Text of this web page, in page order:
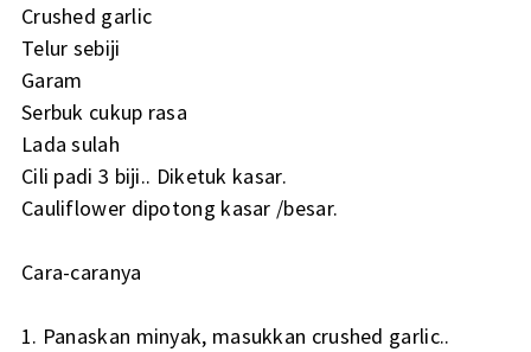
Crushed garlic
Telur sebiji
Garam
Serbuk cukup rasa
Lada sulah
Cili padi 3 biji.. Diketuk kasar.
Cauliflower dipotong kasar /besar.
Cara-caranya
1. Panaskan minyak, masukkan crushed garlic..